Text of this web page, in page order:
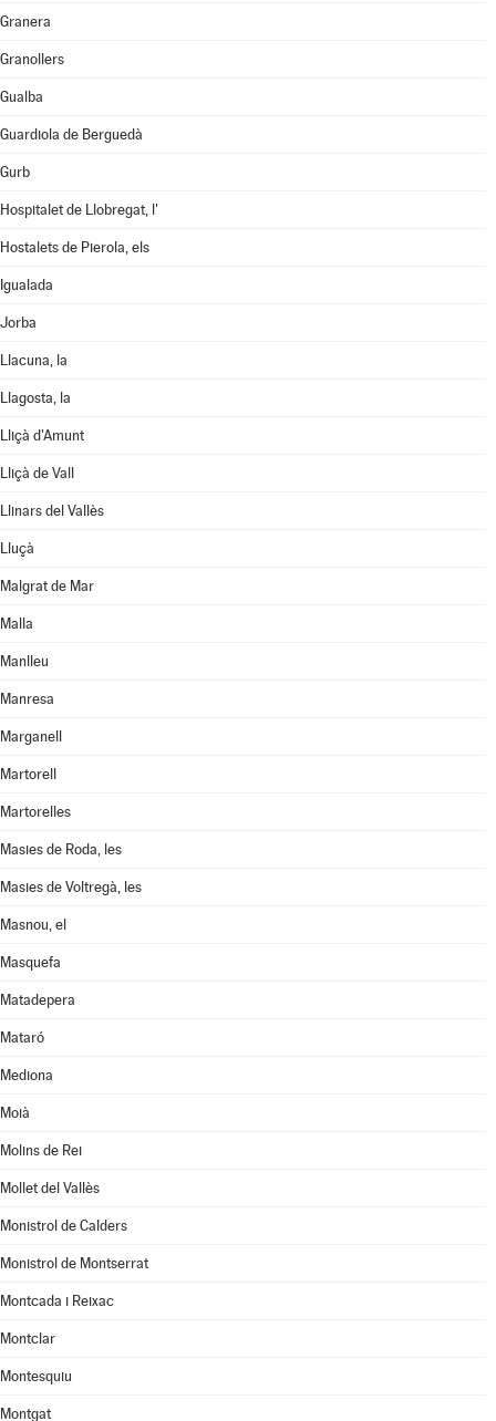
Granera
Granollers
Gualba
Guardiola de Berguedà
Gurb
Hospitalet de Llobregat, l'
Hostalets de Pierola, els
Igualada
Jorba
Llacuna, la
Llagosta, la
Lliçà d'Amunt
Lliçà de Vall
Llinars del Vallès
Lluçà
Malgrat de Mar
Malla
Manlleu
Manresa
Marganell
Martorell
Martorelles
Masies de Roda, les
Masies de Voltregà, les
Masnou, el
Masquefa
Matadepera
Mataró
Mediona
Moià
Molins de Rei
Mollet del Vallès
Monistrol de Calders
Monistrol de Montserrat
Montcada i Reixac
Montclar
Montesquiu
Montgat